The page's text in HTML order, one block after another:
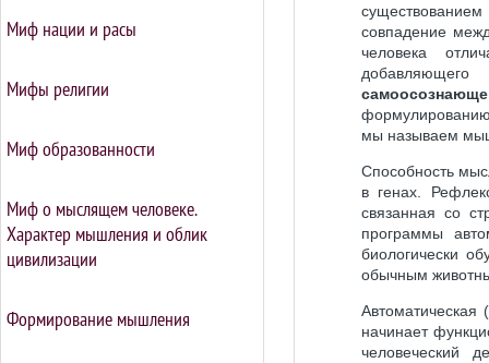
Миф нации и расы
Мифы религии
Миф образованности
Миф о мыслящем человеке.
Характер мышления и облик
цивилизации
Формирование мышления
совпадение
человека
мы называем
Способность
в генах.
связанная со
программы
биологически
обычным
начинает
человеческий